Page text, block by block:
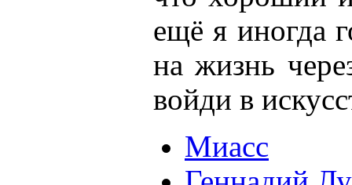
ещё я иногда
на жизнь
войди в
Миасс